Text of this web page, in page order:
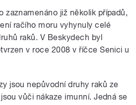
zaznamenáno již několik případů,
račího moru vyhynuly celé
raků. V Beskydech byl
v roce 2008 v říčce Senici u
jsou nepůvodní druhy raků ze
vůči nákaze imunní. Jedná se